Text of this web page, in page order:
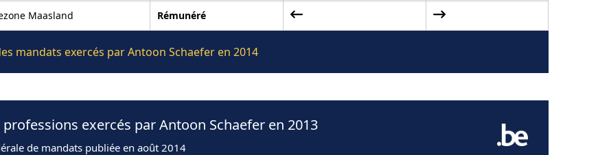
Maasland Rémunéré
mandats exercés par Antoon Schaefer en 2014
exercés par Antoon Schaefer en 2013
de mandats publiée en août 2014